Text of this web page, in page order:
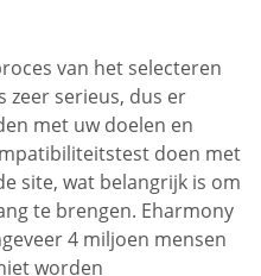
van het selecteren
serieus, dus er
met uw doelen en
doen met
site, wat belangrijk is om
te brengen. Eharmony
4 miljoen mensen
worden